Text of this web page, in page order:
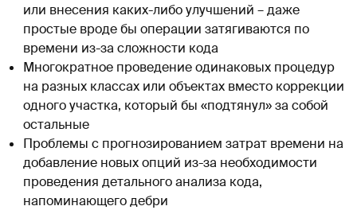
или внесения каких-либо улучшений – даже
простые вроде бы операции затягиваются по
времени из-за сложности кода
Многократное проведение одинаковых процедур
на разных классах или объектах вместо коррекции
одного участка, который бы «подтянул» за собой
остальные
Проблемы с прогнозированием затрат времени на
добавление новых опций из-за необходимости
проведения детального анализа кода,
напоминающего дебри